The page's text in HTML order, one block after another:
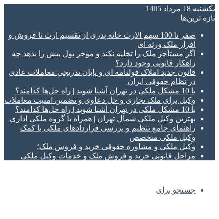
یکشنبه 18 مرداد 1405
تازه‌ ترین‌ها
صفر تا 100 سهم الارث خانه پدری از تقسیم ارث تا فروش و
افراز ملک ورثه ای
اگر مستأجر ملک را تخلیه نکند و موجر پول پیش را ندهد چه
راهکار قانونی وجود دارد؟
قانون جدید املاک قولنامه ای و پایان تدریجی معاملات عادی
در نظام حقوقی ایران
با 10 مشکل ملکی در تهران آشنا شوید | راه حل‌ها کدامند؟
وکیل برای ملک تجاری و حل دعاوی و تضمین امنیت معاملات
با 10 مشکل ملکی در تهران آشنا شوید | راه حل‌ها کدامند؟
بهترین وکیل ملکی شمال تهران | همراه با گروه ملکی اداری
راهنمای جامع تنظیم و بررسی قراردادهای ملکی با کمک
وکیل ملکی متخصص
وکیل ملکی و مشاوره حقوقی خرید و فروش ملک؛
مراحل قانونی خرید و فروش ملک و خدمات وکیل ملکی
جستجو برای